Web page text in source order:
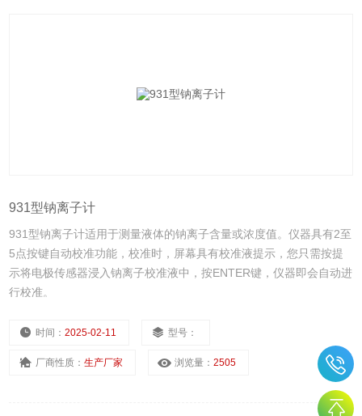
931型钠离子计
931型钠离子计适用于测量液体的钠离子含量或浓度值。仪器具有2至
5点按键自动校准功能，校准时，屏幕具有校准液提示，您只需按提
示将电极传感器浸入钠离子校准液中，按ENTER键，仪器即会自动进
行校准。
时间：2025-02-11 型号：
厂商性质：生产厂家 浏览量：2505